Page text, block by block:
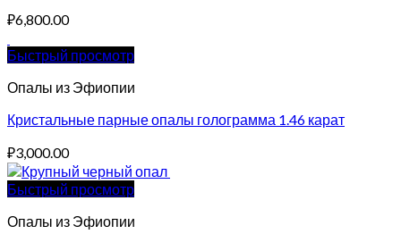
₽6,800.00
Быстрый просмотр
Опалы из Эфиопии
Кристальные парные опалы голограмма 1.46 карат
₽3,000.00
Быстрый просмотр
Опалы из Эфиопии